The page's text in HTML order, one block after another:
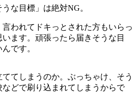
な目標」は絶対NG。
われてドキっとされた方もいらっ
ます。頑張ったら届きそうな目
です。
てしまうのか。ぶっちゃけ、そう
どで刷り込まれてしまうからで